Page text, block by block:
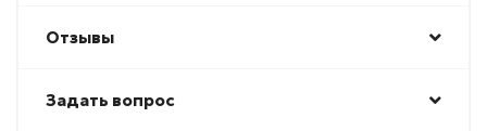
Отзывы
Задать вопрос